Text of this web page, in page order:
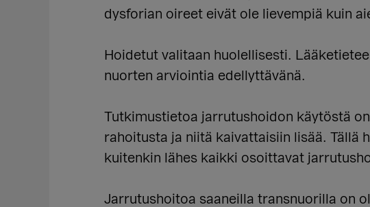
dysforian oireet eivät ole lievempiä kuin
Hoidetut valitaan huolellisesti.
nuorten arviointia edellyttävänä.
Tutkimustietoa jarrutushoidon käytöstä
rahoitusta ja niitä kaivattaisiin lisää. Tällä
kuitenkin lähes kaikki osoittavat
Jarrutushoitoa saaneilla transnuorilla on